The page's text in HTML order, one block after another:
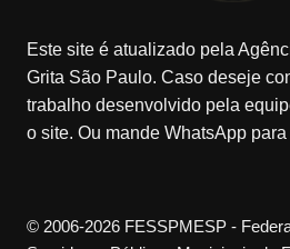
Este site é atualizado pela
Grita São Paulo. Caso deseje
trabalho desenvolvido pela
o site. Ou mande WhatsApp
© 2006-2026 FESSPMESP -